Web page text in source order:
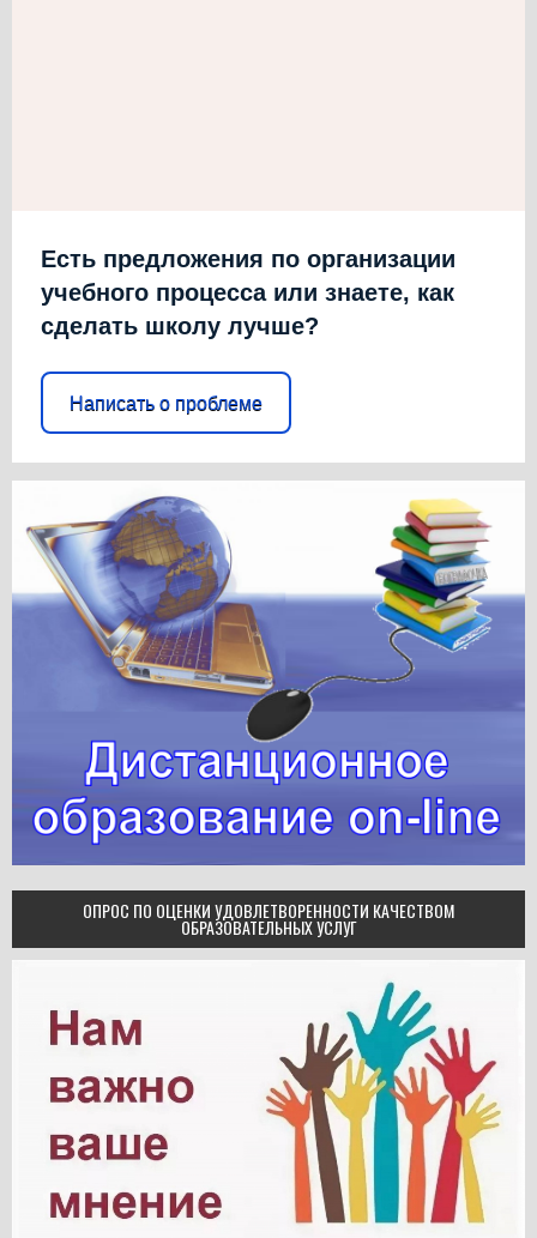
Есть предложения по организации
учебного процесса или знаете, как
сделать школу лучше?
Написать о проблеме
ОПРОС ПО ОЦЕНКИ УДОВЛЕТВОРЕННОСТИ КАЧЕСТВОМ
ОБРАЗОВАТЕЛЬНЫХ УСЛУГ